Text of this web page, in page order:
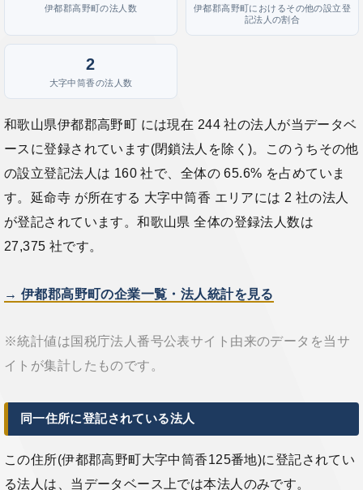
伊都郡高野町の法人数
伊都郡高野町におけるその他の設立登
記法人の割合
2
大字中筒香の法人数
和歌山県伊都郡高野町 には現在 244 社の法人が当データベ
ースに登録されています(閉鎖法人を除く)。このうちその他
の設立登記法人は 160 社で、全体の 65.6% を占めていま
す。延命寺 が所在する 大字中筒香 エリアには 2 社の法人
が登記されています。和歌山県 全体の登録法人数は
27,375 社です。
→ 伊都郡高野町の企業一覧・法人統計を見る
※統計値は国税庁法人番号公表サイト由来のデータを当サ
イトが集計したものです。
同一住所に登記されている法人
この住所(伊都郡高野町大字中筒香125番地)に登記されてい
る法人は、当データベース上では本法人のみです。